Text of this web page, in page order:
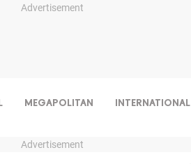
Advertisement
MEGAPOLITAN INTERNATIONAL
Advertisement